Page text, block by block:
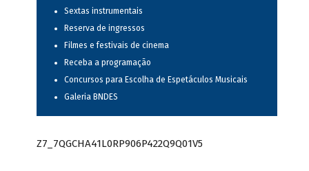
Sextas instrumentais
Reserva de ingressos
Filmes e festivais de cinema
Receba a programação
Concursos para Escolha de Espetáculos Musicais
Galeria BNDES
Z7_7QGCHA41L0RP906P422Q9Q01V5